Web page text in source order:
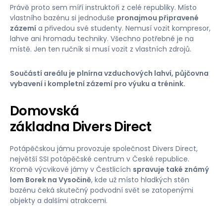
Právě proto sem míří instruktoři z celé republiky. Místo
vlastního bazénu si jednoduše pronajmou připravené
zázemí a přivedou své studenty. Nemusí vozit kompresor,
lahve ani hromadu techniky. Všechno potřebné je na
místě. Jen ten ručník si musí vozit z vlastních zdrojů.
Součástí areálu je plnírna vzduchových lahví, půjčovna
vybavení i kompletní zázemí pro výuku a trénink.
Domovská
základna Divers Direct
Potápěčskou jámu provozuje společnost Divers Direct,
největší SSI potápěčské centrum v České republice.
Kromě výcvikové jámy v Čestlicích spravuje také známý
lom Borek na Vysočině, kde už místo hladkých stěn
bazénu čeká skutečný podvodní svět se zatopenými
objekty a dalšími atrakcemi.